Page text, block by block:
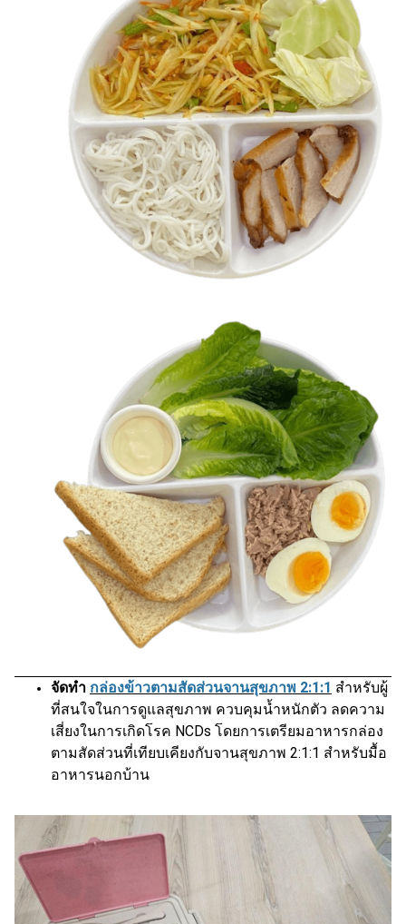
จัดทำ กล่องข้าวตามสัดส่วนจานสุขภาพ 2:1:1 สำหรับผู้
ที่สนใจในการดูแลสุขภาพ ควบคุมน้ำหนักตัว ลดความ
เสี่ยงในการเกิดโรค NCDs โดยการเตรียมอาหารกล่อง
ตามสัดส่วนที่เทียบเคียงกับจานสุขภาพ 2:1:1 สำหรับมื้อ
อาหารนอกบ้าน